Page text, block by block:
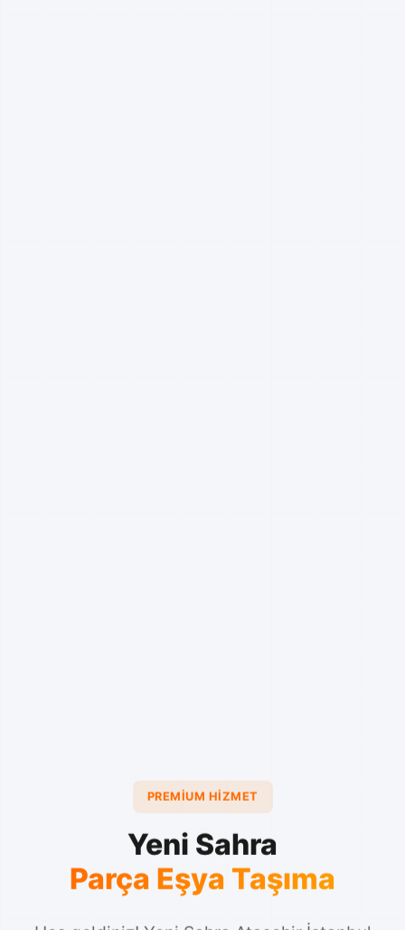
PREMIUM HIZMET
Yeni Sahra
Parça Eşya Taşıma
Hoş geldiniz! Yeni Sahra Ataşehir İstanbul